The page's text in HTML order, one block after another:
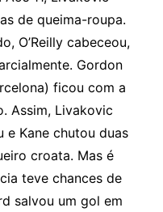
de queima-roupa.
O’Reilly cabeceou,
Gordon
ficou com a
Assim, Livakovic
e Kane chutou duas
croata. Mas é
teve chances de
salvou um gol em